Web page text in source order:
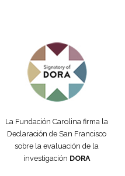
La Fundación Carolina firma la
Declaración de San Francisco
sobre la evaluación de la
investigación DORA